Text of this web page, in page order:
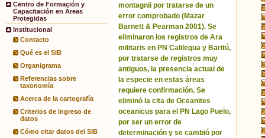
Centro de Formación y
Capacitación en Áreas
Protegidas
Institucional
Contacto
Qué es el SIB
Organigrama
Referencias sobre
taxonomía
Acerca de la cartografía
Criterios de ingreso de
datos
Cómo citar datos del SIB
montagnii por tratarse de un
error comprobado (Mazar
Barnett & Pearman 2001). Se
eliminaron los registros de Ara
militaris en PN Calilegua y Baritú,
por tratarse de registros muy
antiguos, la presencia actual de
la especie en estas áreas
requiere confirmación. Se
eliminó la cita de Oceanites
oceanicus para el PN Lago Puelo,
por ser un error de
determinación y se cambió por